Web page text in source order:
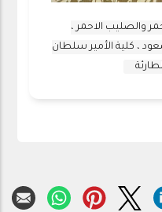
والصليب الاحمر ،
، كلية الأمير سلطان